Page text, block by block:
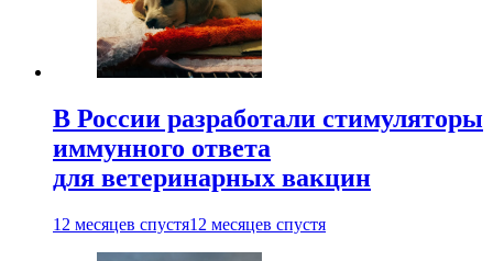
В России разработали стимуляторы
иммунного ответа
для ветеринарных вакцин
12 месяцев спустя12 месяцев спустя